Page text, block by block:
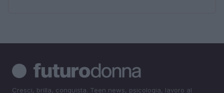
Cresci, brilla, conquista. Teen news, psicologia, lavoro al